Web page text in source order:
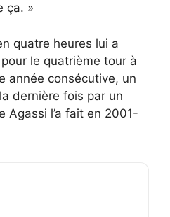
ça. »
quatre heures lui a
le quatrième tour à
année consécutive, un
dernière fois par un
Agassi l’a fait en 2001-